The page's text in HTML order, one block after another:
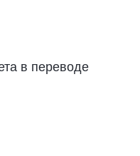
в переводе